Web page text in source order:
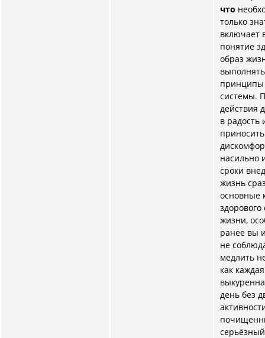
что
только
включает
понятие
образ
принципы
системы.
действия
в радость
приносить
насильно
сроки
жизнь
основные
здорового
жизни,
ранее вы
не
медлить
как каждая
день без